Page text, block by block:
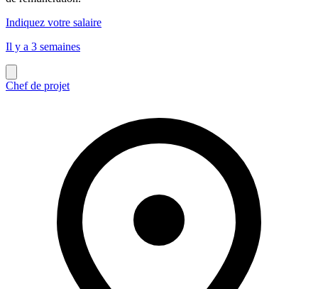
Indiquez votre salaire
Il y a 3 semaines
Chef de projet